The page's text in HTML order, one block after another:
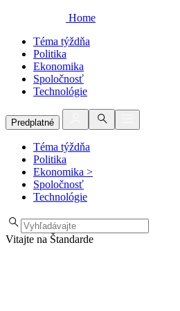
Home
Téma týždňa
Politika
Ekonomika
Spoločnosť
Technológie
Predplatné
Téma týždňa
Politika
Ekonomika >
Spoločnosť
Technológie
Vitajte na Štandarde